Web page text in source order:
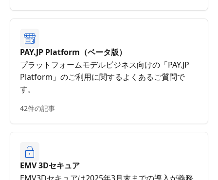
PAY.JP Platform（ベータ版）
プラットフォームモデルビジネス向けの「PAY.JP
Platform」のご利用に関するよくあるご質問で
す。
42件の記事
EMV 3Dセキュア